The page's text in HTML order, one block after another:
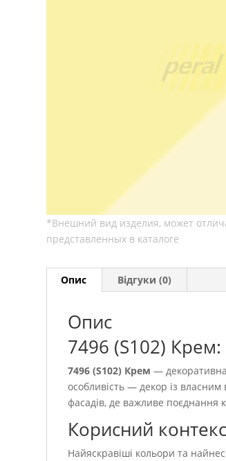
Опис Відгуки (0)
Опис
7496 (S102)
7496 (S102) Крем —
особливість — декор із
фасадів, де важливе поєднання
Корисний
Найяскравіші кольори та